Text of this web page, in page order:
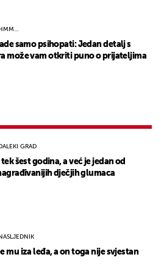
HMM…
samo psihopati: Jedan detalj s
može vam otkriti puno o prijateljima
DALEKI GRAD
tek šest godina, a već je jedan od
dječjih glumaca
NASLJEDNIK
mu iza leđa, a on toga nije svjestan